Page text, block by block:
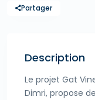
Partager
Description
Le projet Gat
Dimri, propose